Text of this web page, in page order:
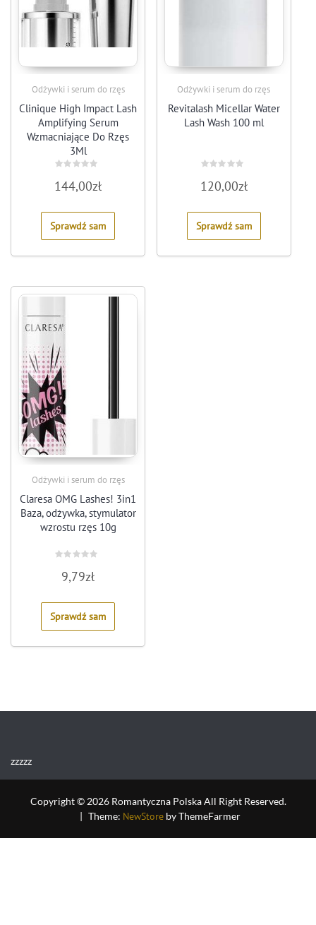
Odżywki i serum do rzęs
Clinique High Impact Lash
Amplifying Serum
Wzmacniające Do Rzęs
3Ml
0
5
144,00zł
Sprawdź sam
Odżywki i serum do rzęs
Revitalash Micellar Water
Lash Wash 100 ml
0
5
120,00zł
Sprawdź sam
Odżywki i serum do rzęs
Claresa OMG Lashes! 3in1
Baza, odżywka, stymulator
wzrostu rzęs 10g
5
9,79zł
Sprawdź sam
zzzzz
Copyright © 2026 Romantyczna Polska All Right Reserved.
| Theme: NewStoreby ThemeFarmer